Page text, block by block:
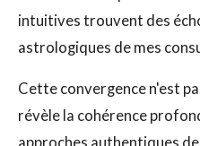
intuitives trouvent des
astrologiques de mes
Cette convergence n'est
révèle la cohérence